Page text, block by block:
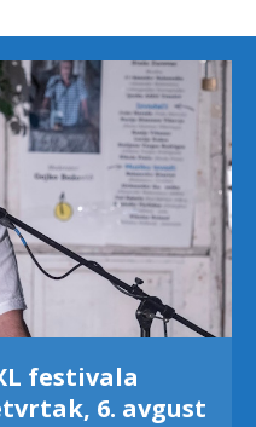
festivala
6. avgust